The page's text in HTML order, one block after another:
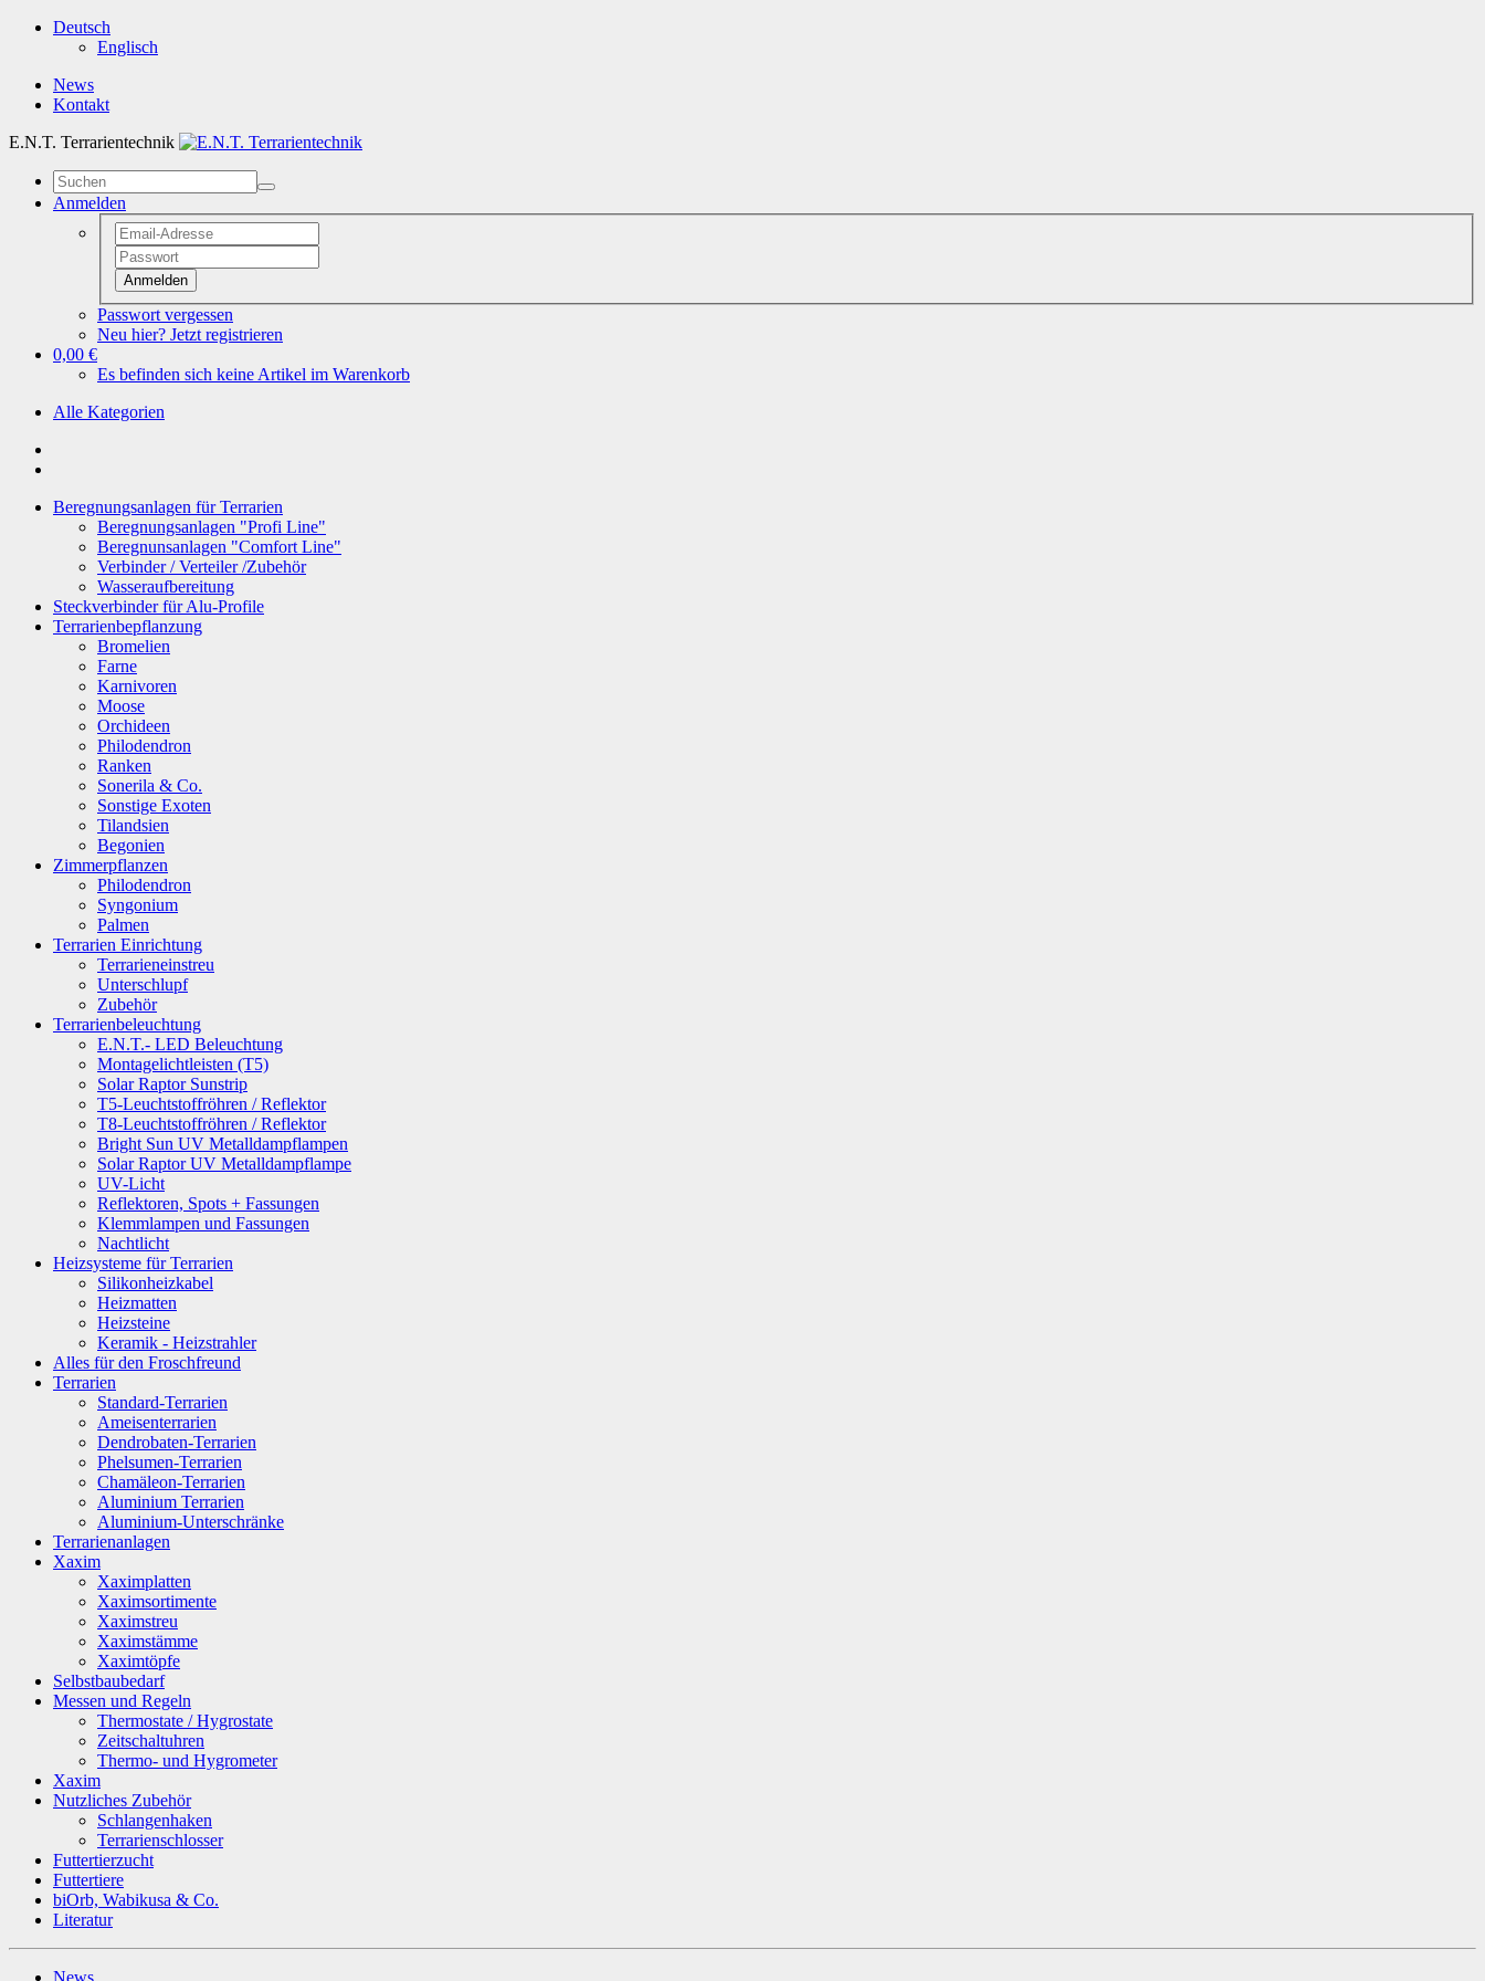
Deutsch
Englisch
News
Kontakt
E.N.T. Terrarientechnik
Anmelden
Anmelden
Passwort vergessen
Neu hier? Jetzt registrieren
0,00 €
Es befinden sich keine Artikel im Warenkorb
Alle Kategorien
Beregnungsanlagen für Terrarien
Beregnungsanlagen "Profi Line"
Beregnunsanlagen "Comfort Line"
Verbinder / Verteiler /Zubehör
Wasseraufbereitung
Steckverbinder für Alu-Profile
Terrarienbepflanzung
Bromelien
Farne
Karnivoren
Moose
Orchideen
Philodendron
Ranken
Sonerila & Co.
Sonstige Exoten
Tilandsien
Begonien
Zimmerpflanzen
Philodendron
Syngonium
Palmen
Terrarien Einrichtung
Terrarieneinstreu
Unterschlupf
Zubehör
Terrarienbeleuchtung
E.N.T.- LED Beleuchtung
Montagelichtleisten (T5)
Solar Raptor Sunstrip
T5-Leuchtstoffröhren / Reflektor
T8-Leuchtstoffröhren / Reflektor
Bright Sun UV Metalldampflampen
Solar Raptor UV Metalldampflampe
UV-Licht
Reflektoren, Spots + Fassungen
Klemmlampen und Fassungen
Nachtlicht
Heizsysteme für Terrarien
Silikonheizkabel
Heizmatten
Heizsteine
Keramik - Heizstrahler
Alles für den Froschfreund
Terrarien
Standard-Terrarien
Ameisenterrarien
Dendrobaten-Terrarien
Phelsumen-Terrarien
Chamäleon-Terrarien
Aluminium Terrarien
Aluminium-Unterschränke
Terrarienanlagen
Xaxim
Xaximplatten
Xaximsortimente
Xaximstreu
Xaximstämme
Xaximtöpfe
Selbstbaubedarf
Messen und Regeln
Thermostate / Hygrostate
Zeitschaltuhren
Thermo- und Hygrometer
Xaxim
Nutzliches Zubehör
Schlangenhaken
Terrarienschlosser
Futtertierzucht
Futtertiere
biOrb, Wabikusa & Co.
Literatur
News